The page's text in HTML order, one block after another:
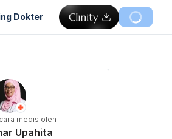
Dokter
medis oleh
Upahita